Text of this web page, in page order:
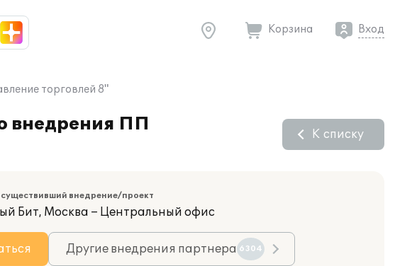
Корзина Вход
торговлей 8"
внедрения ПП
К списку
внедрение/проект
Бит, Москва – Центральный офис
Другие внедрения партнера 6304